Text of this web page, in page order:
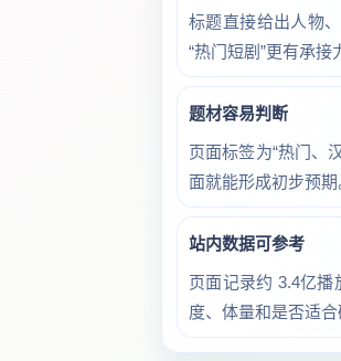
标题直接给出人物
“热门短剧”更有承接
题材容易判断
页面标签为“热门、
面就能形成初步预期
站内数据可参考
页面记录约 3.4亿
度、体量和是否适合